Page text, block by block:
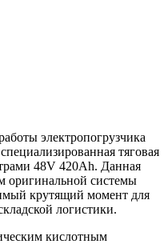
электропогрузчика
тяговая
48V 420Ah. Данная
оригинальной системы
крутящий момент для
логистики.
кислотным